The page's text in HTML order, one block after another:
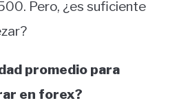
Pero, ¿es suficiente
promedio para
en forex?